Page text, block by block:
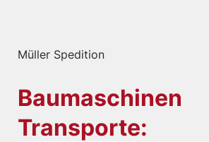
Müller Spedition
Baumaschinen
Transporte: